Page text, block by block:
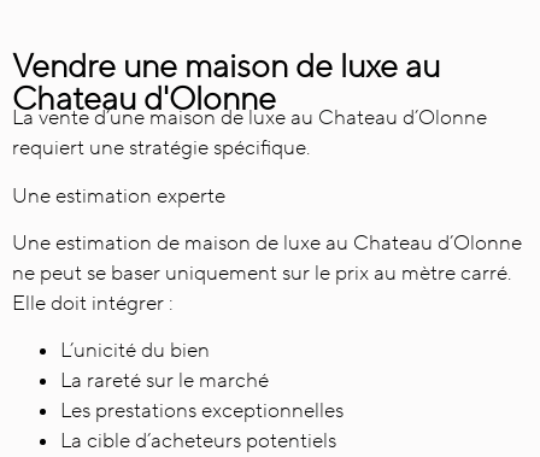
Vendre une maison de luxe au
Chateau d'Olonne
La vente d’une maison de luxe au Chateau d’Olonne
requiert une stratégie spécifique.
Une estimation experte
Une estimation de maison de luxe au Chateau d’Olonne
ne peut se baser uniquement sur le prix au mètre carré.
Elle doit intégrer :
L’unicité du bien
La rareté sur le marché
Les prestations exceptionnelles
La cible d’acheteurs potentiels